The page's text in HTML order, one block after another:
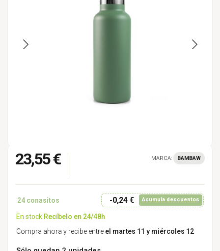
23,55 € MARCA: BAMBAW
24 conasitos -0,24 € Acumula descuentos
En stock Recíbelo en 24/48h
Compra ahora y recibe entre el martes 11 y miércoles 12